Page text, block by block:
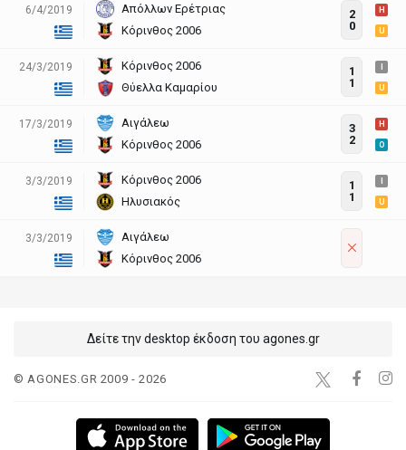
6/4/2019
Απόλλων Ερέτριας
Κόρινθος 2006
2
0
H
U
24/3/2019
Κόρινθος 2006
Θύελλα Καμαρίου
1
1
U
17/3/2019
Αιγάλεω
Κόρινθος 2006
3
2
H
O
3/3/2019
Κόρινθος 2006
Ηλυσιακός
1
1
U
3/3/2019
Αιγάλεω
Κόρινθος 2006
Δείτε την desktop έκδοση του agones.gr
© AGONES.GR 2009 - 2026